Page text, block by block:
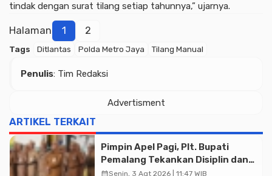
tindak dengan surat tilang setiap tahunnya,” ujarnya.
Halaman 1 2
Tags Ditlantas Polda Metro Jaya Tilang Manual
Penulis: Tim Redaksi
Advertisment
ARTIKEL TERKAIT
Pimpin Apel Pagi, Plt. Bupati
Pemalang Tekankan Disiplin dan
Soliditas ASN untuk Pelayanan
calendar_monthSenin, 3 Agt 2026 | 11:47 WIB